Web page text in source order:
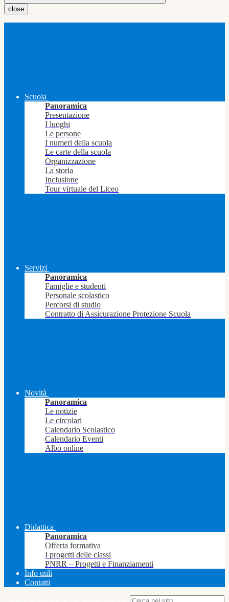
close
Scuola
Panoramica
Presentazione
I luoghi
Le persone
I numeri della scuola
Le carte della scuola
Organizzazione
La storia
Inclusione
Tour virtuale del Liceo
Servizi
Panoramica
Famiglie e studenti
Personale scolastico
Percorsi di studio
Contratto di Assicurazione Protezione Scuola
Novità
Panoramica
Le notizie
Le circolari
Calendario Scolastico
Calendario Eventi
Albo online
Didattica
Panoramica
Offerta formativa
I progetti delle classi
PNRR – Progetti e Finanziamenti
Info utili
Contatti